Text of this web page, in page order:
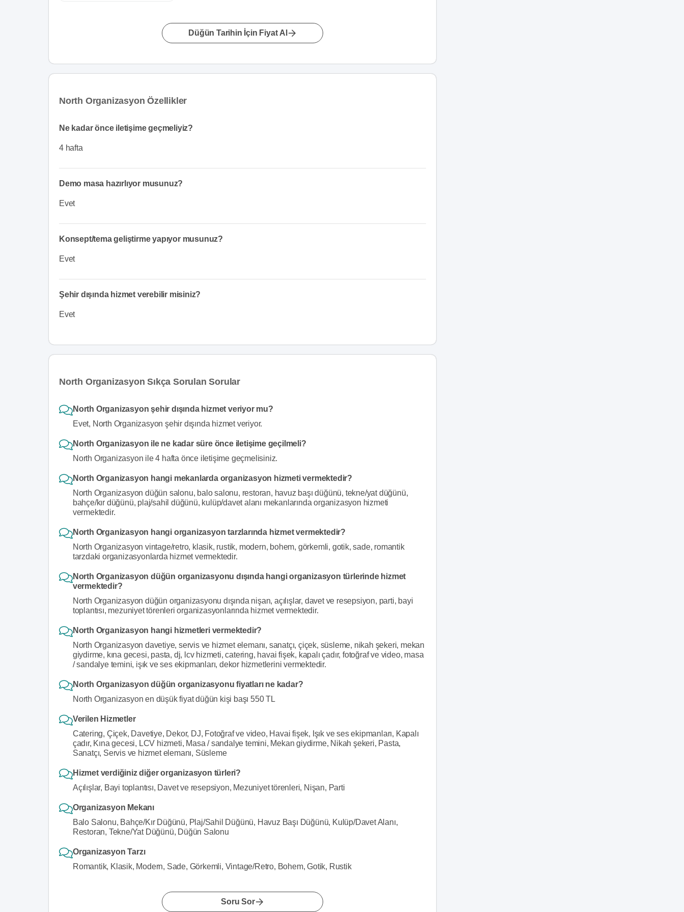
Düğün Tarihin İçin Fiyat Al
North Organizasyon Özellikler
Ne kadar önce iletişime geçmeliyiz?
4 hafta
Demo masa hazırlıyor musunuz?
Evet
Konsept/tema geliştirme yapıyor musunuz?
Evet
Şehir dışında hizmet verebilir misiniz?
Evet
North Organizasyon Sıkça Sorulan Sorular
North Organizasyon şehir dışında hizmet veriyor mu?
Evet, North Organizasyon şehir dışında hizmet veriyor.
North Organizasyon ile ne kadar süre önce iletişime geçilmeli?
North Organizasyon ile 4 hafta önce iletişime geçmelisiniz.
North Organizasyon hangi mekanlarda organizasyon hizmeti vermektedir?
North Organizasyon düğün salonu, balo salonu, restoran, havuz başı düğünü, tekne/yat düğünü,
bahçe/kır düğünü, plaj/sahil düğünü, kulüp/davet alanı mekanlarında organizasyon hizmeti
vermektedir.
North Organizasyon hangi organizasyon tarzlarında hizmet vermektedir?
North Organizasyon vintage/retro, klasik, rustik, modern, bohem, görkemli, gotik, sade, romantik
tarzdaki organizasyonlarda hizmet vermektedir.
North Organizasyon düğün organizasyonu dışında hangi organizasyon türlerinde hizmet
vermektedir?
North Organizasyon düğün organizasyonu dışında nişan, açılışlar, davet ve resepsiyon, parti, bayi
toplantısı, mezuniyet törenleri organizasyonlarında hizmet vermektedir.
North Organizasyon hangi hizmetleri vermektedir?
North Organizasyon davetiye, servis ve hizmet elemanı, sanatçı, çiçek, süsleme, nikah şekeri, mekan
giydirme, kına gecesi, pasta, dj, lcv hizmeti, catering, havai fişek, kapalı çadır, fotoğraf ve video, masa
/ sandalye temini, işık ve ses ekipmanları, dekor hizmetlerini vermektedir.
North Organizasyon düğün organizasyonu fiyatları ne kadar?
North Organizasyon en düşük fiyat düğün kişi başı 550 TL
Verilen Hizmetler
Catering, Çiçek, Davetiye, Dekor, DJ, Fotoğraf ve video, Havai fişek, Işık ve ses ekipmanları, Kapalı
çadır, Kına gecesi, LCV hizmeti, Masa / sandalye temini, Mekan giydirme, Nikah şekeri, Pasta,
Sanatçı, Servis ve hizmet elemanı, Süsleme
Hizmet verdiğiniz diğer organizasyon türleri?
Açılışlar, Bayi toplantısı, Davet ve resepsiyon, Mezuniyet törenleri, Nişan, Parti
Organizasyon Mekanı
Balo Salonu, Bahçe/Kır Düğünü, Plaj/Sahil Düğünü, Havuz Başı Düğünü, Kulüp/Davet Alanı,
Restoran, Tekne/Yat Düğünü, Düğün Salonu
Organizasyon Tarzı
Romantik, Klasik, Modern, Sade, Görkemli, Vintage/Retro, Bohem, Gotik, Rustik
Soru Sor